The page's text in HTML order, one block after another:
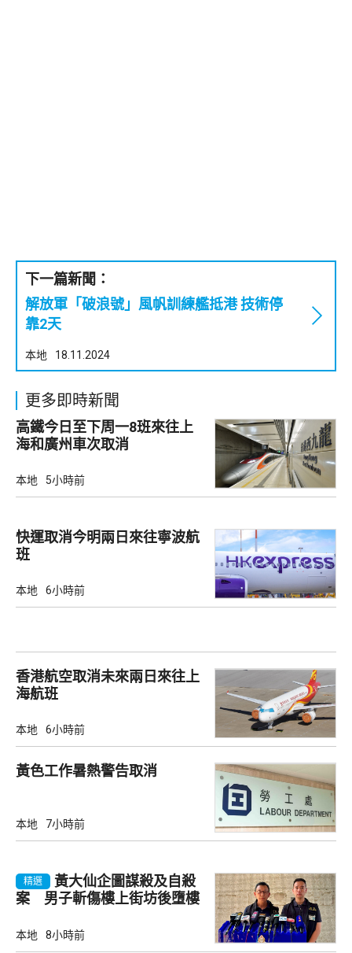
下一篇新聞：
解放軍「破浪號」風帆訓練艦抵港 技術停
靠2天
本地 18.11.2024
更多即時新聞
高鐵今日至下周一8班來往上
海和廣州車次取消
本地 5小時前
快運取消今明兩日來往寧波航
班
本地 6小時前
香港航空取消未來兩日來往上
海航班
本地 6小時前
黃色工作暑熱警告取消
本地 7小時前
精選
黃大仙企圖謀殺及自殺
案 男子斬傷樓上街坊後墮樓
本地 8小時前